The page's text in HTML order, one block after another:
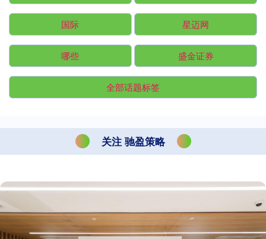
国际 星迈网
哪些 盛金证券
全部话题标签
关注 驰盈策略